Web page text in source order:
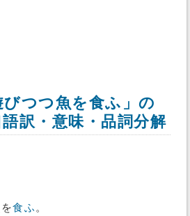
びつつ魚を食ふ」の
訳・意味・品詞分解
食ふ 。